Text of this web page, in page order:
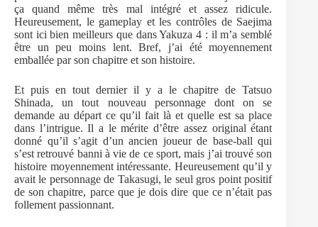
ça quand même très mal intégré et assez ridicule.
Heureusement, le gameplay et les contrôles de Saejima
sont ici bien meilleurs que dans Yakuza 4 : il m’a semblé
être un peu moins lent. Bref, j’ai été moyennement
emballée par son chapitre et son histoire.
Et puis en tout dernier il y a le chapitre de Tatsuo
Shinada, un tout nouveau personnage dont on se
demande au départ ce qu’il fait là et quelle est sa place
dans l’intrigue. Il a le mérite d’être assez original étant
donné qu’il s’agit d’un ancien joueur de base-ball qui
s’est retrouvé banni à vie de ce sport, mais j’ai trouvé son
histoire moyennement intéressante. Heureusement qu’il y
avait le personnage de Takasugi, le seul gros point positif
de son chapitre, parce que je dois dire que ce n’était pas
follement passionnant.